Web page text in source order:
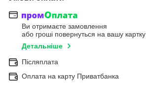
Ви отримаєте замовлення
або гроші повернуться на вашу картку
Детальніше
Післяплата
Оплата на карту Приватбанка